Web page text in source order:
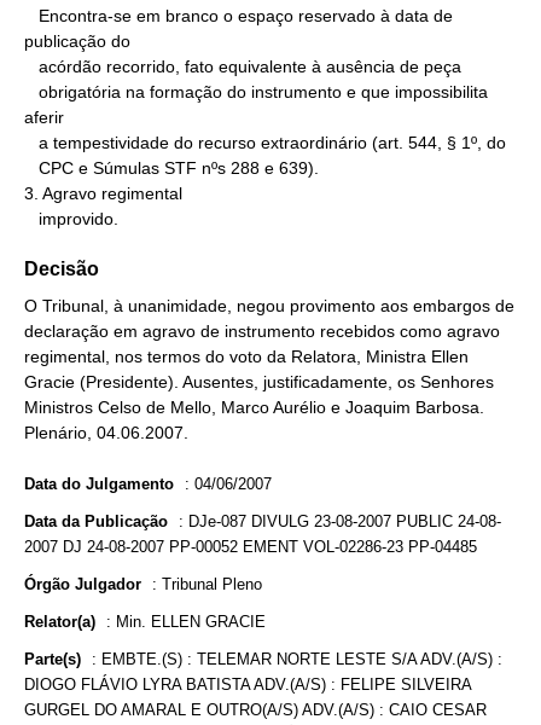
publicação do
aferir
3. Agravo regimental
   improvido.
Decisão
O Tribunal, à unanimidade, negou provimento aos embargos de
declaração em agravo de instrumento recebidos como agravo
regimental, nos termos do voto da Relatora, Ministra Ellen
Gracie (Presidente). Ausentes, justificadamente, os Senhores
Ministros Celso de Mello, Marco Aurélio e Joaquim Barbosa.
Plenário, 04.06.2007.
Data do Julgamento : 04/06/2007
Data da Publicação : DJe-087 DIVULG 23-08-2007 PUBLIC 24-08-
2007 DJ 24-08-2007 PP-00052 EMENT VOL-02286-23 PP-04485
Órgão Julgador : Tribunal Pleno
Relator(a) : Min. ELLEN GRACIE
Parte(s) : EMBTE.(S) : TELEMAR NORTE LESTE S/A ADV.(A/S) :
DIOGO FLÁVIO LYRA BATISTA ADV.(A/S) : FELIPE SILVEIRA
GURGEL DO AMARAL E OUTRO(A/S) ADV.(A/S) : CAIO CESAR